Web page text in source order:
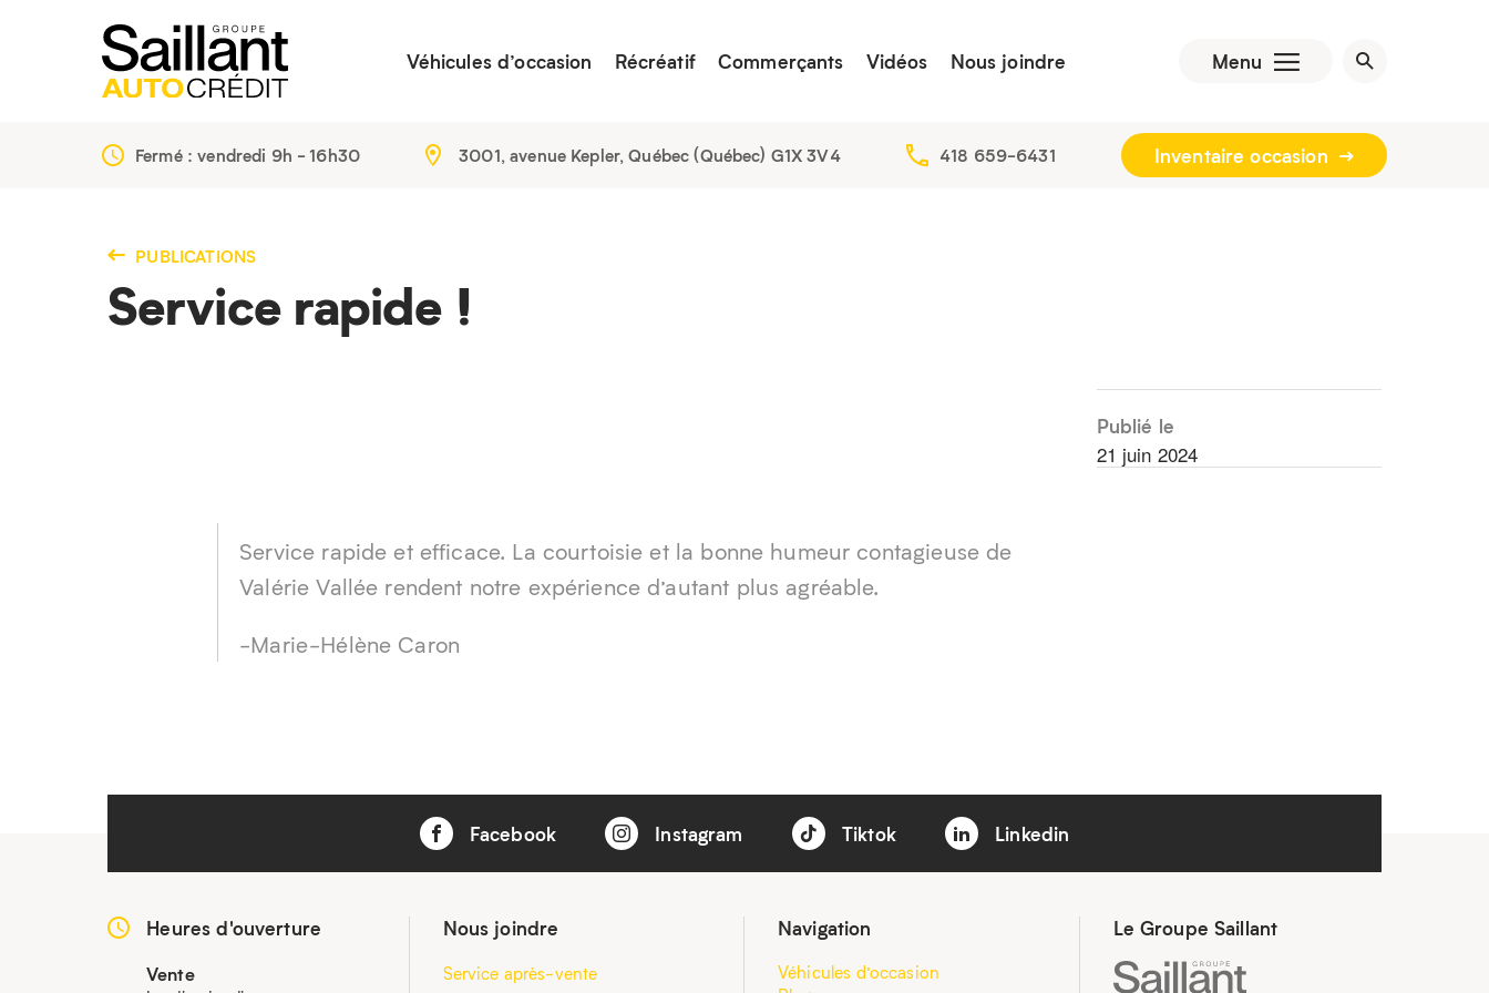
Véhicules d’occasion Récréatif Commerçants Vidéos Nous joindre Menu
Fermé : vendredi 9h - 16h30 3001, avenue Kepler, Québec (Québec) G1X 3V4 418 659-6431 Inventaire occasion
PUBLICATIONS
Service rapide !
Publié le
21 juin 2024
Service rapide et efficace. La courtoisie et la bonne humeur contagieuse de
Valérie Vallée rendent notre expérience d’autant plus agréable.
-Marie-Hélène Caron
Facebook Instagram Tiktok Linkedin
Heures d'ouverture
Vente
Nous joindre
Service après-vente
Navigation
Véhicules d’occasion
Le Groupe Saillant